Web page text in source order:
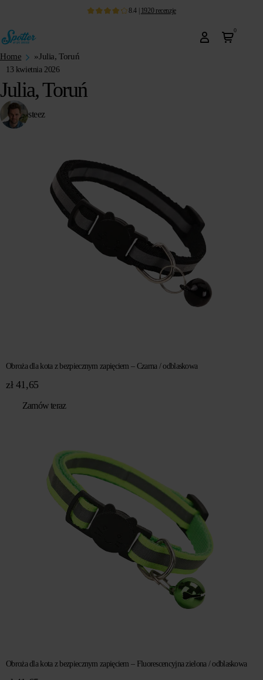
8.4 | 1920 recenzje
0
Home »Julia, Toruń
13 kwietnia 2026
Julia, Toruń
steez
Obroża dla kota z bezpiecznym zapięciem – Czarna / odblaskowa
zł41,65
Zamów teraz
Obroża dla kota z bezpiecznym zapięciem – Fluorescencyjna zielona / odblaskowa